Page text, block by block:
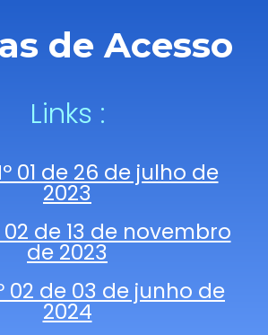
de Acesso
Links :
01 de 26 de julho de
2023
02 de 13 de novembro
de 2023
02 de 03 de junho de
2024